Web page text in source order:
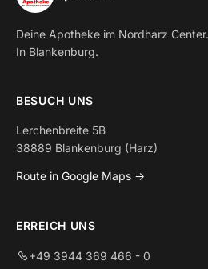
Deine Apotheke im Nordharz
In Blankenburg.
BESUCH UNS
Lerchenbreite 5B
38889 Blankenburg (Harz)
Route in Google Maps →
ERREICH UNS
+49 3944 369 466 - 0